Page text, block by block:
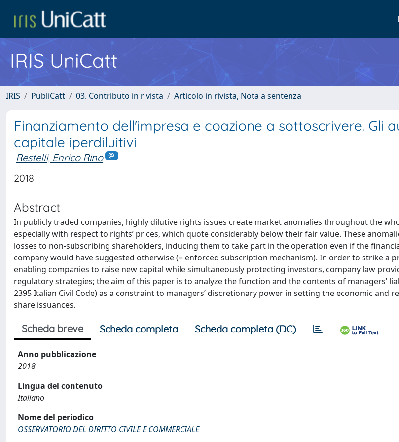
IRIS UniCatt
IRIS PubliCatt 03. Contributo in rivista Articolo in rivista, Nota a sentenza
Finanziamento dell'impresa e coazione a sottoscrivere. Gli
capitale iperdiluitivi
Restelli, Enrico Rino
2018
Abstract
In publicly traded companies, highly dilutive rights issues create market anomalies throughout the
especially with respect to rights’ prices, which quote considerably below their fair value. These
losses to non-subscribing shareholders, inducing them to take part in the operation even if the
company would have suggested otherwise (= enforced subscription mechanism). In order to strike a
enabling companies to raise new capital while simultaneously protecting investors, company law
regulatory strategies; the aim of this paper is to analyze the function and the contents of managers’
2395 Italian Civil Code) as a constraint to managers’ discretionary power in setting the economic and
share issuances.
Scheda breve Scheda completa Scheda completa (DC)
Anno pubblicazione
2018
Lingua del contenuto
Italiano
Nome del periodico
OSSERVATORIO DEL DIRITTO CIVILE E COMMERCIALE